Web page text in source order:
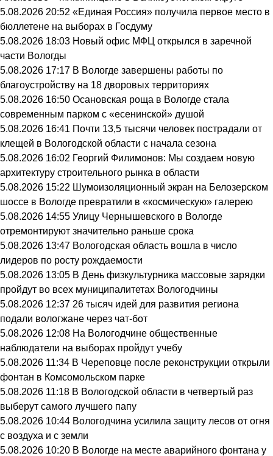
5.08.2026 20:52 «Единая Россия» получила первое место в
бюллетене на выборах в Госдуму
5.08.2026 18:03 Новый офис МФЦ открылся в заречной
части Вологды
5.08.2026 17:17 В Вологде завершены работы по
благоустройству на 18 дворовых территориях
5.08.2026 16:50 Осановская роща в Вологде стала
современным парком с «есенинской» душой
5.08.2026 16:41 Почти 13,5 тысячи человек пострадали от
клещей в Вологодской области с начала сезона
5.08.2026 16:02 Георгий Филимонов: Мы создаем новую
архитектуру строительного рынка в области
5.08.2026 15:22 Шумоизоляционный экран на Белозерском
шоссе в Вологде превратили в «космическую» галерею
5.08.2026 14:55 Улицу Чернышевского в Вологде
отремонтируют значительно раньше срока
5.08.2026 13:47 Вологодская область вошла в число
лидеров по росту рождаемости
5.08.2026 13:05 В День физкультурника массовые зарядки
пройдут во всех муниципалитетах Вологодчины
5.08.2026 12:37 26 тысяч идей для развития региона
подали вологжане через чат-бот
5.08.2026 12:08 На Вологодчине общественные
наблюдатели на выборах пройдут учебу
5.08.2026 11:34 В Череповце после реконструкции открыли
фонтан в Комсомольском парке
5.08.2026 11:18 В Вологодской области в четвертый раз
выберут самого лучшего папу
5.08.2026 10:44 Вологодчина усилила защиту лесов от огня
с воздуха и с земли
5.08.2026 10:20 В Вологде на месте аварийного фонтана у